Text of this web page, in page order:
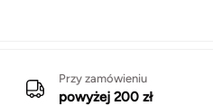
Przy zamówieniu
powyżej 200 zł